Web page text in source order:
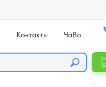
Контакты ЧаВо